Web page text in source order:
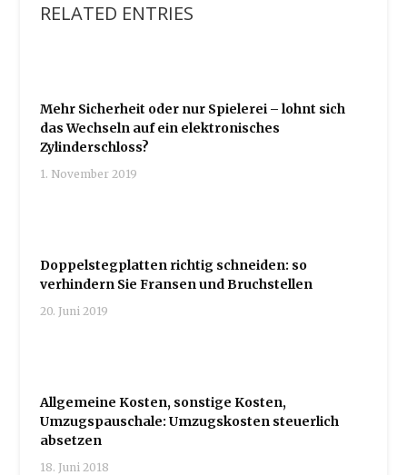
RELATED ENTRIES
Mehr Sicherheit oder nur Spielerei – lohnt sich
das Wechseln auf ein elektronisches
Zylinderschloss?
1. November 2019
Doppelstegplatten richtig schneiden: so
verhindern Sie Fransen und Bruchstellen
20. Juni 2019
Allgemeine Kosten, sonstige Kosten,
Umzugspauschale: Umzugskosten steuerlich
absetzen
18. Juni 2018